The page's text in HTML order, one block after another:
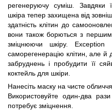
регенеруючу суміш. Завдяки
шкіра тепер захищена від
здатність клітин до
вони також борються з
зміцнюючи шкіру.
саморегенерацію клітин, але й
забруднень і пробудити її
коктейль для шкіри.
Нанесіть маску на чисте
Використовуйте один-два
потребує зміцнення.